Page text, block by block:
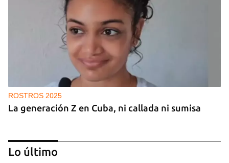
ROSTROS 2025
La generación Z en Cuba, ni callada ni sumisa
Lo último